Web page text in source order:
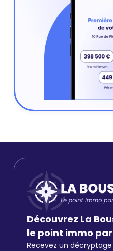
Découvrez La
le point immo
Recevez un